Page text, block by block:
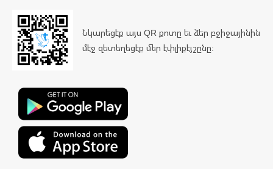
Նկարեցէք այս QR քոտը եւ ձեր բջիջայինին
մէջ զետեղեցէք մեր էփլիքէյշընը: